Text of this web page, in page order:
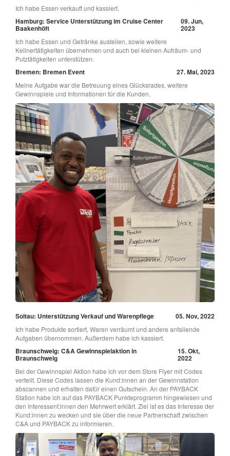
Ich habe Essen verkauft und kassiert.
Hamburg: Service Unterstützung im Cruise Center
Baakenhöft
09. Jun,
2023
Ich habe Essen und Getränke austeilen, sowie weitere
Kellnertätigkeiten übernehmen und auch bei kleinen Aufräum- und
Putztätigkeiten unterstützen.
Bremen: Bremen Event 27. Mai, 2023
Meine Aufgabe war die Betreuung eines Glücksrades, weitere
Gewinnspiele und Informationen für die Kunden.
Soltau: Unterstützung Verkauf und Warenpflege 05. Nov, 2022
Ich habe Produkte sortiert, Waren verräumt und andere anfallende
Aufgaben übernommen. Außerdem habe ich kassiert.
Braunschweig: C&A Gewinnspielaktion in
Braunschweig
15. Okt,
2022
Bei der Gewinnspiel Aktion habe ich vor dem Store Flyer mit Codes
verteilt. Diese Codes lassen die Kund:innen an der Gewinnstation
abscannen und erhalten dafür einen Gutschein. An der PAYBACK
Station habe ich auf das PAYBACK Punkteprogramm hingewiesen und
den Interessent:innen den Mehrwert erklärt. Ziel ist es das Interesse der
Kund:innen zu wecken und sie über die neue Partnerschaft zwischen
C&A und PAYBACK zu informieren.